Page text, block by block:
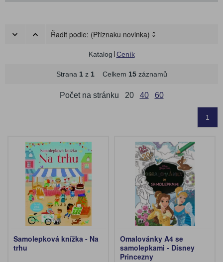
Řadit podle: (Příznaku novinka)
Katalog Ceník
Strana 1z 1Celkem 15záznamů
Počet na stránku 20 40 60
1
Samolepková knížka - Na
trhu
Omalovánky A4 se
samolepkami - Disney
Princezny